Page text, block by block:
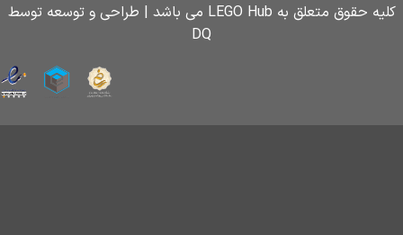
کلیه حقوق متعلق به LEGO Hub می باشد | طراحی و توسعه توسط
DQ